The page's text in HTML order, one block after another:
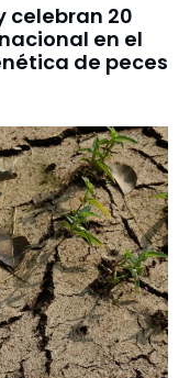
celebran 20
en el
de peces